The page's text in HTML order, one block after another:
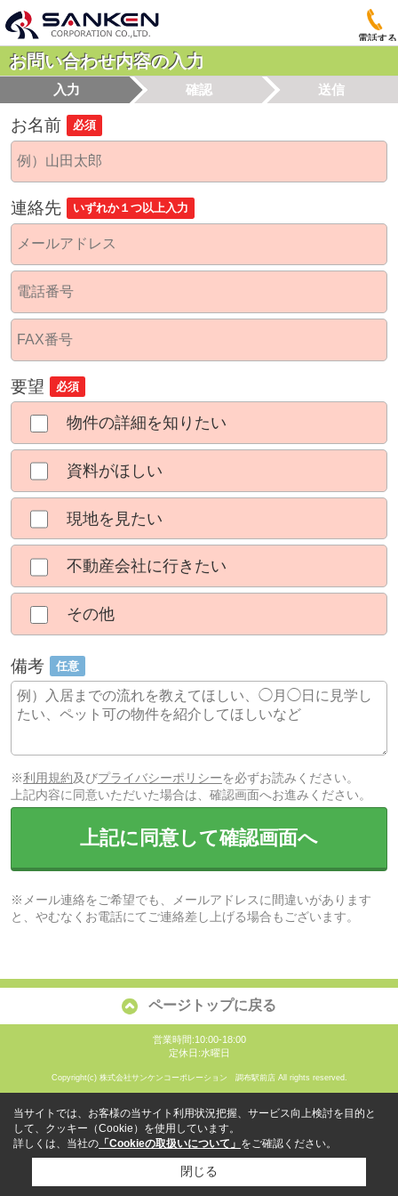
電話する
お問い合わせ内容の入力
入力 確認 送信
お名前 必須
連絡先 いずれか１つ以上入力
要望 必須
物件の詳細を知りたい
資料がほしい
現地を見たい
不動産会社に行きたい
その他
備考 任意
※利用規約及びプライバシーポリシーを必ずお読みください。
上記内容に同意いただいた場合は、確認画面へお進みください。
上記に同意して確認画面へ
※メール連絡をご希望でも、メールアドレスに間違いがあります
と、やむなくお電話にてご連絡差し上げる場合もございます。
ページトップに戻る
営業時間:10:00-18:00
定休日:水曜日
Copyright(c) 株式会社サンケンコーポレーション 調布駅前店 All rights reserved.
当サイトでは、お客様の当サイト利用状況把握、サービス向上検討を目的と
して、クッキー（Cookie）を使用しています。
詳しくは、当社の 「Cookieの取扱いについて」 をご確認ください。
閉じる